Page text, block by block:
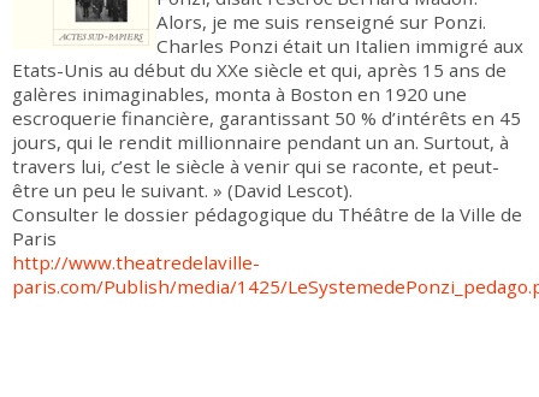
Alors, je me suis renseigné sur Ponzi.
Charles Ponzi était un Italien immigré aux
Etats-Unis au début du XXe siècle et qui, après 15 ans de
galères inimaginables, monta à Boston en 1920 une
escroquerie financière, garantissant 50 % d’intérêts en 45
jours, qui le rendit millionnaire pendant un an. Surtout, à
travers lui, c’est le siècle à venir qui se raconte, et peut-
être un peu le suivant. » (David Lescot).
Consulter le dossier pédagogique du Théâtre de la Ville de
Paris
http://www.theatredelaville-
paris.com/Publish/media/1425/